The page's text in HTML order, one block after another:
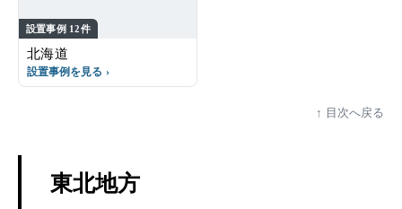
設置事例 12件
北海道
設置事例を見る
目次へ戻る
東北地方